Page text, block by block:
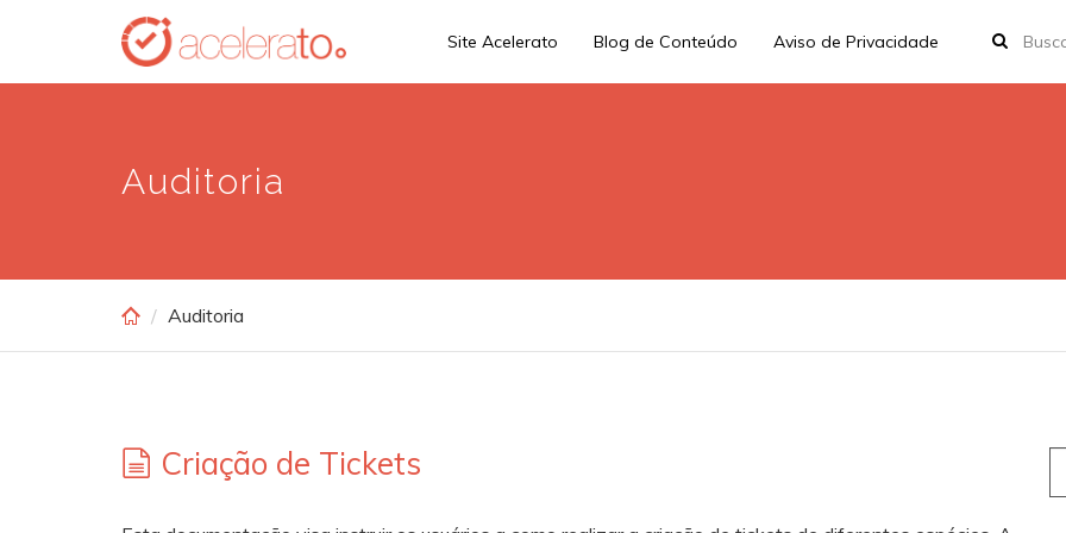
main
Site Acelerato Blog de Conteúdo Aviso de Privacidade
Auditoria
Auditoria
Criação de Tickets